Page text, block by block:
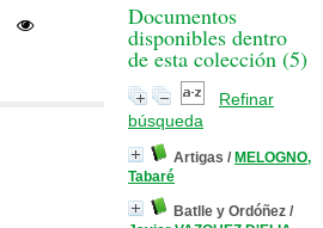
Documentos
disponibles dentro
de esta colección (5)
Refinar
búsqueda
Artigas / MELOGNO,
Tabaré
Batlle y Ordóñez /